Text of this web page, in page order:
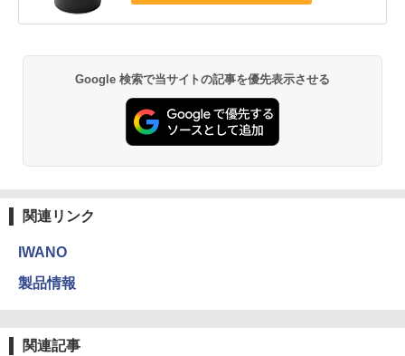
Google 検索で当サイトの記事を優先表示させる
関連リンク
IWANO
製品情報
関連記事